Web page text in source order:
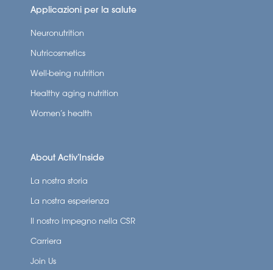
Applicazioni per la salute
Neuronutrition
Nutricosmetics
Well-being nutrition
Healthy aging nutrition
Women’s health
About Activ’Inside
La nostra storia
La nostra esperienza
Il nostro impegno nella CSR
Carriera
Join Us